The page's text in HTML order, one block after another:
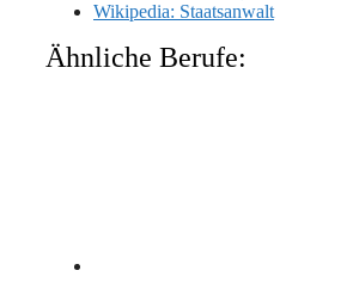
Wikipedia: Staatsanwalt
Ähnliche Berufe: